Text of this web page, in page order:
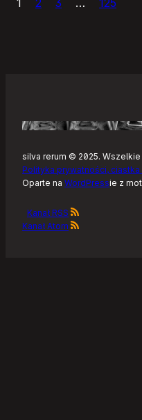
–
silva rerum © 2025.
Polityka prywatności, ciastka
Oparte na WordPressie z
Kanał RSS
Kanał Atom